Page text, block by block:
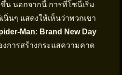
น นอกจากนี้ การที่โซนี่เริ่ม
นๆ แสดงให้เห็นว่าพวกเขา
Man: Brand New Day
งการสร้างกระแสความคาด